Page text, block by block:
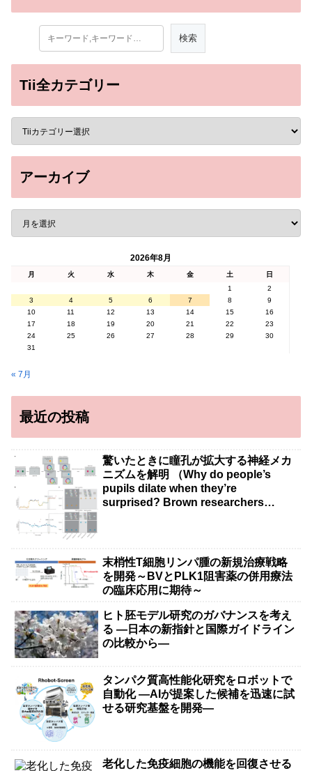
Tii全カテゴリー
アーカイブ
2026年8月
月 火 水 木 金 土
日
1
2
3
4 5 6 7 8
9
10
11 12 13 14 15
16
17
18 19 20 21 22
23
24
25 26 27 28 29
30
31
« 7月
最近の投稿
驚いたときに瞳孔が拡大する神経メカ
ニズムを解明 （Why do people’s
pupils dilate when they’re
surprised? Brown researchers
末梢性T細胞リンパ腫の新規治療戦略
を開発～BVとPLK1阻害薬の併用療法
の臨床応用に期待～
ヒト胚モデル研究のガバナンスを考え
る ―日本の新指針と国際ガイドライン
の比較から―
タンパク質高性能化研究をロボットで
自動化 ―AIが提案した候補を迅速に試
せる研究基盤を開発―
老化した免疫細胞の機能を回復させる